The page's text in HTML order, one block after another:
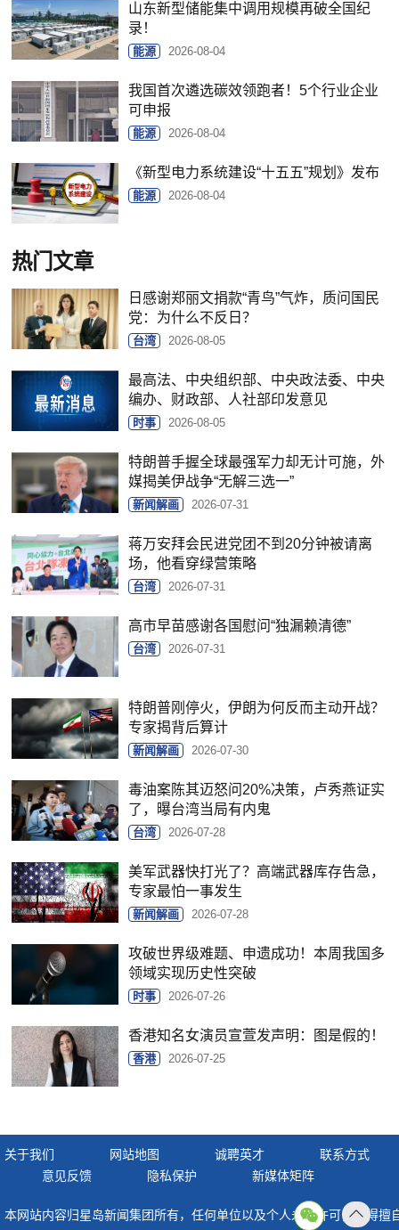
山东新型储能集中调用规模再破全国纪
录！
能源 2026-08-04
我国首次遴选碳效领跑者！5个行业企业
可申报
能源 2026-08-04
《新型电力系统建设“十五五”规划》发布
能源 2026-08-04
热门文章
日感谢郑丽文捐款“青鸟”气炸，质问国民
党：为什么不反日？
台湾 2026-08-05
最高法、中央组织部、中央政法委、中央
编办、财政部、人社部印发意见
时事 2026-08-05
特朗普手握全球最强军力却无计可施，外
媒揭美伊战争“无解三选一”
新闻解画 2026-07-31
蒋万安拜会民进党团不到20分钟被请离
场，他看穿绿营策略
台湾 2026-07-31
高市早苗感谢各国慰问“独漏赖清德”
台湾 2026-07-31
特朗普刚停火，伊朗为何反而主动开战？
专家揭背后算计
新闻解画 2026-07-30
毒油案陈其迈怒问20%决策，卢秀燕证实
了，曝台湾当局有内鬼
台湾 2026-07-28
美军武器快打光了？高端武器库存告急，
专家最怕一事发生
新闻解画 2026-07-28
攻破世界级难题、申遗成功！本周我国多
领域实现历史性突破
时事 2026-07-26
香港知名女演员宣萱发声明：图是假的！
香港 2026-07-25
关于我们 网站地图 诚聘英才
联系方式
意见反馈
隐私保护 新媒体矩阵
本网站内容归星岛新闻集团所有，任何单位以及个人未经许可，不得擅